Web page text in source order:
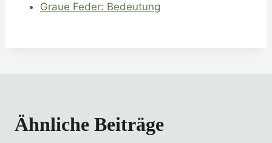
Graue Feder: Bedeutung
Ähnliche Beiträge